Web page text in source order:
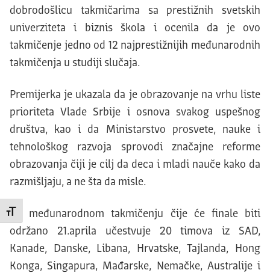
Promeni veličinu slova
dobrodošlicu takmičarima sa prestižnih svetskih
univerziteta i biznis škola i ocenila da je ovo
takmičenje jedno od 12 najprestižnijih međunarodnih
takmičenja u studiji slučaja.
Premijerka je ukazala da je obrazovanje na vrhu liste
prioriteta Vlade Srbije i osnova svakog uspešnog
društva, kao i da Ministarstvo prosvete, nauke i
tehnološkog razvoja sprovodi značajne reforme
obrazovanja čiji je cilj da deca i mladi nauče kako da
razmišljaju, a ne šta da misle.
Na međunarodnom takmičenju čije će finale biti
održano 21.aprila učestvuje 20 timova iz SAD,
Kanade, Danske, Libana, Hrvatske, Tajlanda, Hong
Konga, Singapura, Mađarske, Nemačke, Australije i